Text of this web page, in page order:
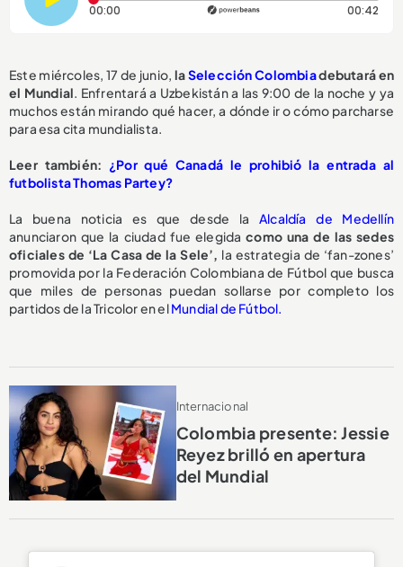
00:00 Tiempo transcurrido: 0 segundos 00:42
Este miércoles, 17 de junio, laSelección Colombiadebutará en
el Mundial. Enfrentará a Uzbekistána las 9:00 de la noche y ya
muchos están mirando qué hacer, a dónde ir o cómo parcharse
para esa cita mundialista.
Leer también: ¿Por qué Canadá le prohibió la entrada al
futbolista Thomas Partey?
La buena noticia es que desde la Alcaldía de Medellín
anunciaron que la ciudad fue elegidacomo una de las sedes
oficiales de ‘La Casa de la Sele’, la estrategia de ‘fan-zones’
promovida por la Federación Colombiana de Fútbol que busca
que miles de personas puedan sollarse por completo los
partidos de la Tricolor en elMundial de Fútbol.
Internacional
Colombia presente: Jessie
Reyez brilló en apertura
del Mundial